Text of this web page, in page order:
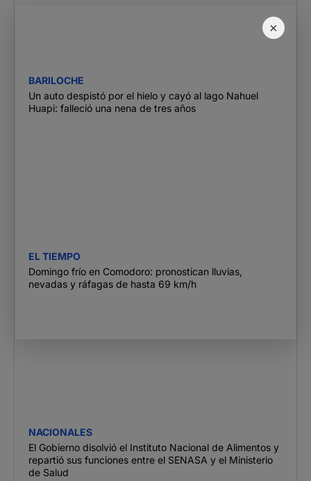
×
BARILOCHE
Un auto despistó por el hielo y cayó al lago Nahuel
Huapi: falleció una nena de tres años
EL TIEMPO
Domingo frío en Comodoro: pronostican lluvias,
nevadas y ráfagas de hasta 69 km/h
NACIONALES
El Gobierno disolvió el Instituto Nacional de Alimentos y
repartió sus funciones entre el SENASA y el Ministerio
de Salud